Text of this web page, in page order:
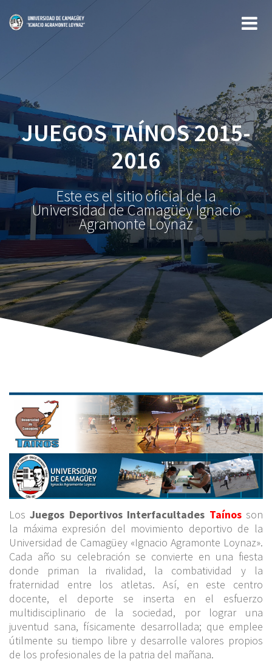
JUEGOS TAÍNOS 2015-
2016
Este es el sitio oficial de la
Universidad de Camagüey Ignacio
Agramonte Loynaz
Los Juegos Deportivos Interfacultades Taínosson
la máxima expresión del movimiento deportivo de la
Universidad de Camagüey «Ignacio Agramonte Loynaz».
Cada año su celebración se convierte en una fiesta
donde priman la rivalidad, la combatividad y la
fraternidad entre los atletas. Así, en este centro
docente, el deporte se inserta en el esfuerzo
multidisciplinario de la sociedad, por lograr una
juventud sana, físicamente desarrollada; que emplee
útilmente su tiempo libre y desarrolle valores propios
de los profesionales de la patria del mañana.